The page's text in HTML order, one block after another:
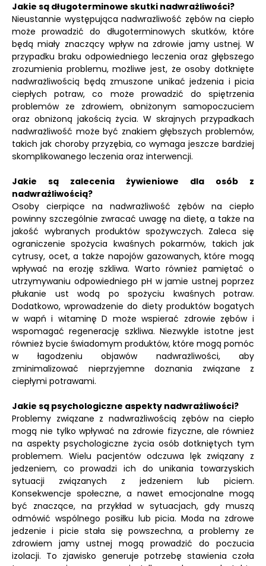
Jakie są długoterminowe skutki nadwrażliwości?
Nieustannie występująca nadwrażliwość zębów na ciepło
może prowadzić do długoterminowych skutków, które
będą miały znaczący wpływ na zdrowie jamy ustnej. W
przypadku braku odpowiedniego leczenia oraz głębszego
zrozumienia problemu, możliwe jest, że osoby dotknięte
nadwrażliwością będą zmuszone unikać jedzenia i picia
ciepłych potraw, co może prowadzić do spiętrzenia
problemów ze zdrowiem, obniżonym samopoczuciem
oraz obniżoną jakością życia. W skrajnych przypadkach
nadwrażliwość może być znakiem głębszych problemów,
takich jak choroby przyzębia, co wymaga jeszcze bardziej
skomplikowanego leczenia oraz interwencji.
Jakie są zalecenia żywieniowe dla osób z
nadwrażliwością?
Osoby cierpiące na nadwrażliwość zębów na ciepło
powinny szczególnie zwracać uwagę na dietę, a także na
jakość wybranych produktów spożywczych. Zaleca się
ograniczenie spożycia kwaśnych pokarmów, takich jak
cytrusy, ocet, a także napojów gazowanych, które mogą
wpływać na erozję szkliwa. Warto również pamiętać o
utrzymywaniu odpowiedniego pH w jamie ustnej poprzez
płukanie ust wodą po spożyciu kwaśnych potraw.
Dodatkowo, wprowadzenie do diety produktów bogatych
w wapń i witaminę D może wspierać zdrowie zębów i
wspomagać regenerację szkliwa. Niezwykle istotne jest
również bycie świadomym produktów, które mogą pomóc
w łagodzeniu objawów nadwrażliwości, aby
zminimalizować nieprzyjemne doznania związane z
ciepłymi potrawami.
Jakie są psychologiczne aspekty nadwrażliwości?
Problemy związane z nadwrażliwością zębów na ciepło
mogą nie tylko wpływać na zdrowie fizyczne, ale również
na aspekty psychologiczne życia osób dotkniętych tym
problemem. Wielu pacjentów odczuwa lęk związany z
jedzeniem, co prowadzi ich do unikania towarzyskich
sytuacji związanych z jedzeniem lub piciem.
Konsekwencje społeczne, a nawet emocjonalne mogą
być znaczące, na przykład w sytuacjach, gdy muszą
odmówić wspólnego posiłku lub picia. Moda na zdrowe
jedzenie i picie stała się powszechna, a problemy ze
zdrowiem jamy ustnej mogą prowadzić do poczucia
izolacji. To zjawisko generuje potrzebę stawienia czoła